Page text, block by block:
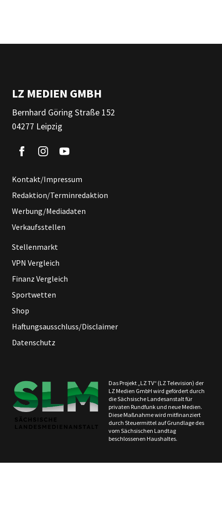
LZ MEDIEN GMBH
Bernhard Göring Straße 152
04277 Leipzig
Kontakt/Impressum
Redaktion/Terminredaktion
Werbung/Mediadaten
Verkaufsstellen
Stellenmarkt
VPN Vergleich
Finanz Vergleich
Sportwetten
Shop
Haftungsausschluss/Disclaimer
Datenschutz
Das Projekt „LZ TV“ (LZ Television) der
LZ Medien GmbH wird gefördert durch
die Sächsische Landesanstalt für
privaten Rundfunk und neue Medien.
Diese Maßnahme wird mitfinanziert
durch Steuermittel auf Grundlage des
vom Sächsischen Landtag
beschlossenen Haushaltes.